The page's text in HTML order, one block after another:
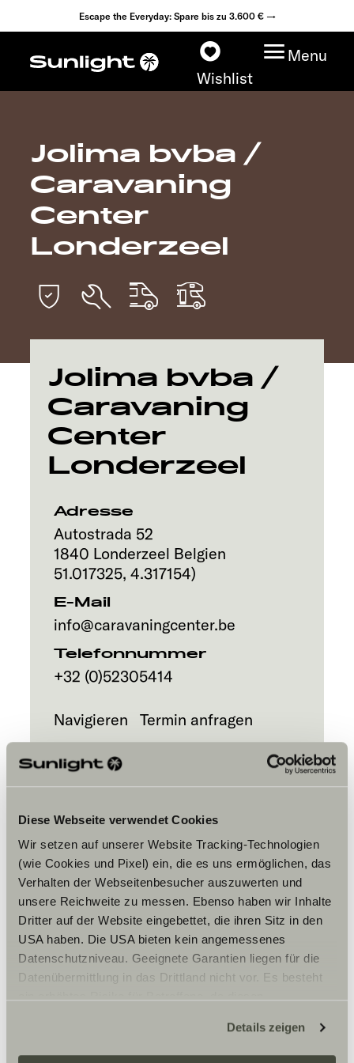
Diese Webseite verwendet Cookies
Wir setzen auf unserer Website Tracking-Technologien
(wie Cookies und Pixel) ein, die es uns ermöglichen, das
Verhalten der Webseitenbesucher auszuwerten und
unsere Reichweite zu messen. Ebenso haben wir Inhalte
Dritter auf der Website eingebettet, die ihren Sitz in den
USA haben. Die USA bieten kein angemessenes
Datenschutzniveau. Geeignete Garantien liegen für die
Datenübermittlung in das Drittland nicht vor. Es besteht
zustehen. Eingesetzte Dienstleister können Daten für
eigene Zwecke verarbeiten und mit anderen Daten
Details zeigen
Escape the Everyday: Spare bis zu 3.600 € →
Wishlist
Menu
Modelle
Konfigurator
Fahrzeugfinder
Händlersuche
Service
Jolima bvba /
Caravaning
Center
Londerzeel
Jolima bvba /
Caravaning
Center
Londerzeel
Adresse
Autostrada 52
1840 Londerzeel Belgien
51.017325, 4.317154)
E-Mail
info@caravaningcenter.be
Telefonnummer
+32 (0)52305414
Navigieren Termin anfragen
Bitte akzeptiere die Marketing-
Cookies, um die Inhalte zu sehen.
Cookie-Einstellungen